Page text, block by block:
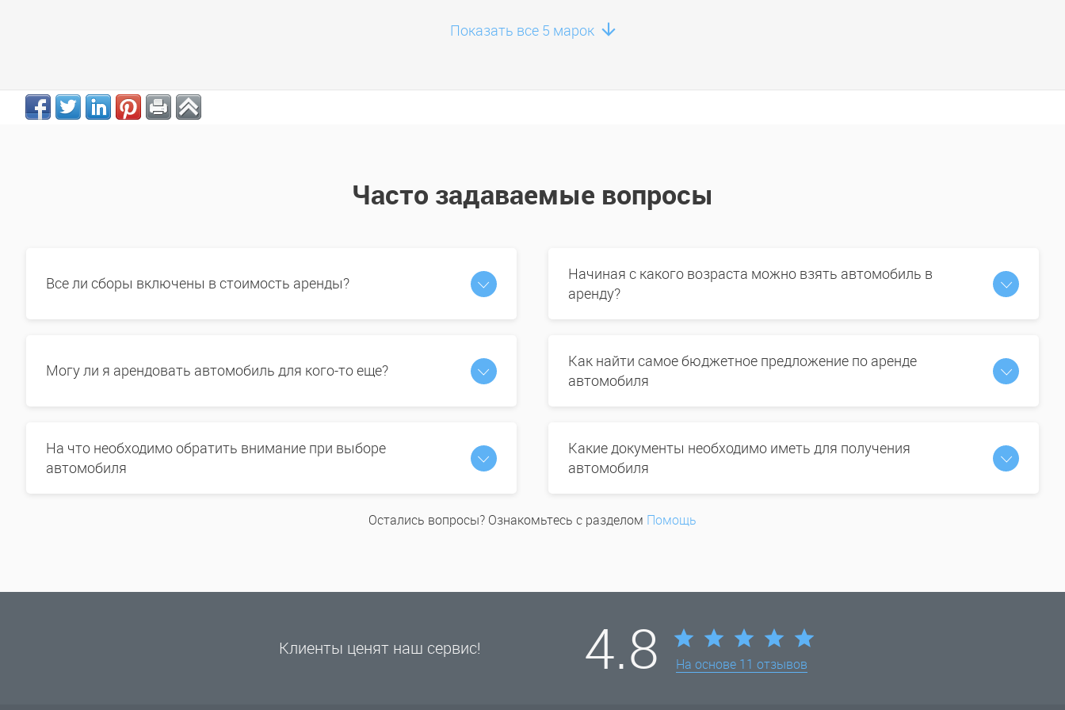
Показать все 5 марок
Часто задаваемые вопросы
Все ли сборы включены в стоимость аренды?
Начиная с какого возраста можно взять автомобиль в
аренду?
Могу ли я арендовать автомобиль для кого-то еще?
Как найти самое бюджетное предложение по аренде
автомобиля
На что необходимо обратить внимание при выборе
автомобиля
Какие документы необходимо иметь для получения
автомобиля
Остались вопросы? Ознакомьтесь с разделом Помощь
Клиенты ценят наш сервис! 4.8 На основе 11 отзывов